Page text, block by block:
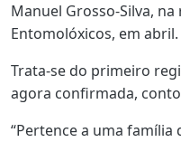
Manuel Grosso-Silva,
Entomolóxicos, em abril.
Trata-se do primeiro
agora confirmada,
“Pertence a uma